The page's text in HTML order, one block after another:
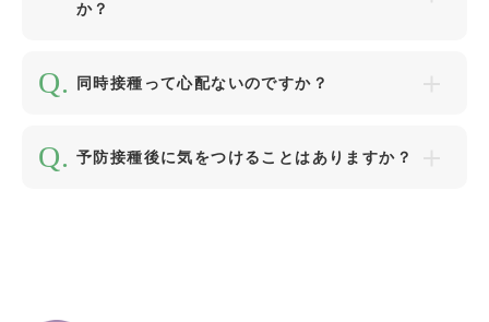
か？
同時接種って心配ないのですか？
予防接種後に気をつけることはありますか？